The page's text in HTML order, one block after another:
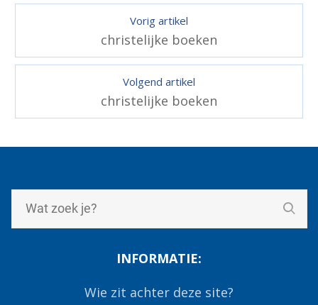
Vorig artikel
christelijke boeken
Volgend artikel
christelijke boeken
INFORMATIE:
Wie zit achter deze site?